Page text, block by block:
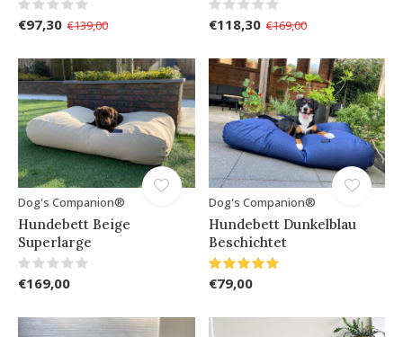
€97,30 €139,00 €118,30 €169,00
Dog's Companion®
Hundebett Beige
Superlarge
€169,00
Dog's Companion®
Hundebett Dunkelblau
Beschichtet
€79,00